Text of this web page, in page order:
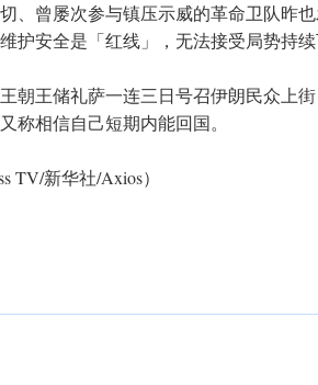
、曾屡次参与镇压示威的革命卫队昨
护安全是「红线」，无法接受局势持
朝王储礼萨一连三日号召伊朗民众上
称相信自己短期内能回国。
TV/新华社/Axios）